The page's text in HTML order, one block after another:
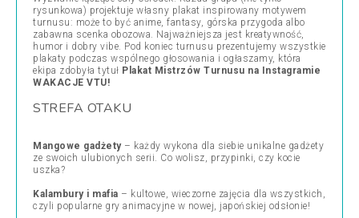
rysunkowa) projektuje własny plakat inspirowany motywem
turnusu: może to być anime, fantasy, górska przygoda albo
zabawna scenka obozowa. Najważniejsza jest kreatywność,
humor i dobry vibe. Pod koniec turnusu prezentujemy wszystkie
plakaty podczas wspólnego głosowania i ogłaszamy, która
ekipa zdobyła tytuł Plakat Mistrzów Turnusu na Instagramie
WAKACJE VTU!
​STREFA OTAKU
Mangowe gadżety – każdy wykona dla siebie unikalne gadżety
ze swoich ulubionych serii. Co wolisz, przypinki, czy kocie
uszka?
Kalambury i mafia – kultowe, wieczorne zajęcia dla wszystkich,
czyli popularne gry animacyjne w nowej, japońskiej odsłonie!